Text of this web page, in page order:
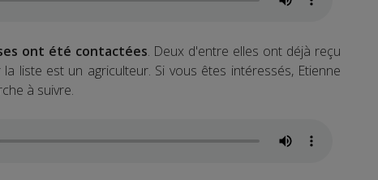
ont été contactées. Deux d'entre elles ont déjà reçu
liste est un agriculteur. Si vous êtes intéressés, Etienne
à suivre.